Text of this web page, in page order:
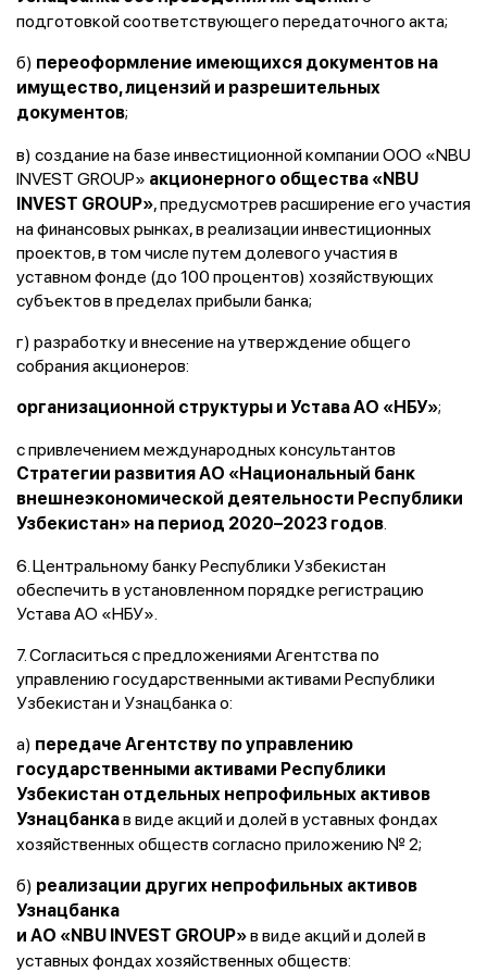
подготовкой соответствующего передаточного акта;
б) переоформление имеющихся документов на
имущество, лицензий и разрешительных
документов;
в) создание на базе инвестиционной компании ООО «NBU
INVEST GROUP» акционерного общества «NBU
INVEST GROUP», предусмотрев расширение его участия
на финансовых рынках, в реализации инвестиционных
проектов, в том числе путем долевого участия в
уставном фонде (до 100 процентов) хозяйствующих
субъектов в пределах прибыли банка;
г) разработку и внесение на утверждение общего
собрания акционеров:
организационной структуры и Устава АО «НБУ»;
с привлечением международных консультантов
Стратегии развития АО «Национальный банк
внешнеэкономической деятельности Республики
Узбекистан» на период 2020–2023 годов.
6. Центральному банку Республики Узбекистан
обеспечить в установленном порядке регистрацию
Устава АО «НБУ».
7. Согласиться с предложениями Агентства по
управлению государственными активами Республики
Узбекистан и Узнацбанка о:
а) передаче Агентству по управлению
государственными активами Республики
Узбекистан отдельных непрофильных активов
Узнацбанкав виде акций и долей в уставных фондах
хозяйственных обществ согласно приложению № 2;
б) реализации других непрофильных активов
Узнацбанка
и АО «NBU INVEST GROUP»в виде акций и долей в
уставных фондах хозяйственных обществ: